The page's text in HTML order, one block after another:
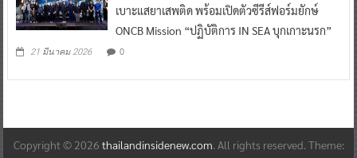
เบาะแสยาเสพติด พร้อมเปิดตัวซีรีส์ฟอร์มยักษ์
ONCB Mission “ปฏิบัติการ IN SEA บุกเกาะนรก”
21 มีนาคม 2026 0
Copyright © 2026 thailandinsidenew.com. All rights reserved. Theme: